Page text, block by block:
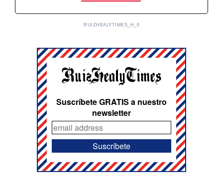
RUIZHEALYTIMES_H_0
Suscríbete GRATIS a nuestro
newsletter